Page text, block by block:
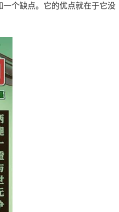
一个缺点。它的优点就在于它没